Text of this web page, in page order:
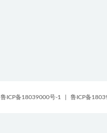
鲁ICP备18039000号-1 鲁ICP备